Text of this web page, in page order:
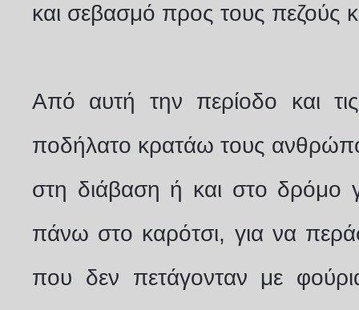
και σεβασμό προς τους πεζούς
Από αυτή την περίοδο και
ποδήλατο κρατάω τους
στη διάβαση ή και στο δρόμο
πάνω στο καρότσι, για να
που δεν πετάγονταν με